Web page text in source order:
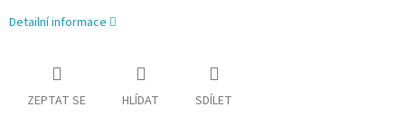
Detailní informace
ZEPTAT SE HLÍDAT SDÍLET